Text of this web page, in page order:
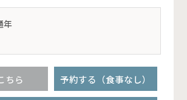
年
ちら 予約する（食事なし）